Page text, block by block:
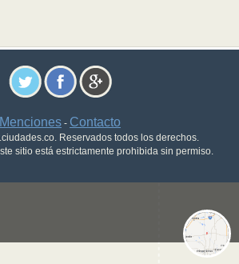
Menciones - Contacto
Reservados todos los derechos.
sitio está estrictamente prohibida sin permiso.